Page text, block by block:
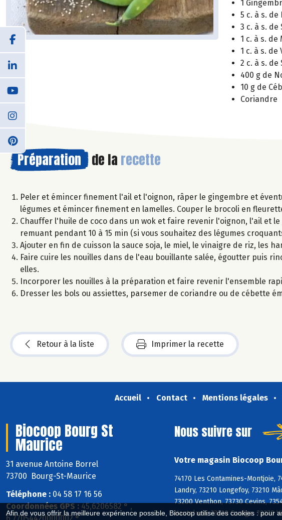
Afin de vous offrir la meilleure expérience possible, Biocoop utilise des cookies :
1
5 c. à s. de
3 c. à s. de
1 c. à s. de
1 c. à s.
2 c. à s. de
400 g de
10 g de
Coriandre
Préparation de la recette
Peler et émincer finement l'ail et l'oignon, râper le gingembre et
légumes et émincer finement en lamelles. Couper le brocoli en
Chauffer l'huile de coco dans un wok et faire revenir l'oignon, l'ail et
remuant pendant 10 à 15 min (si vous souhaitez des légumes
Ajouter en fin de cuisson la sauce soja, le miel, le vinaigre de riz, les
Faire cuire les nouilles dans de l'eau bouillante salée, égoutter puis
elles.
Incorporer les nouilles à la préparation et faire revenir l'ensemble
Dresser les bols ou assiettes, parsemer de coriandre ou de cébette
Retour à la liste Imprimer la recette
Accueil Contact Mentions légales
Biocoop Bourg St
Maurice
31 avenue Antoine Borrel
73700 Bourg-St-Maurice
Téléphone : 04 58 17 16 56
Coordonnées GPS : 45,6206582 ° ,
Nous suivre sur
Votre magasin Biocoop
74170 Les Contamines-Montjoie,
Landry, 73210 Longefoy, 73210
73200 Venthon, 73730 Cevins,
Hauteluce, 73720 Queige, 73270